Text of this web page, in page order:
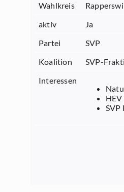
Wahlkreis
aktiv
Ja
Partei
SVP
Koalition
SVP-
Interessen
SVP